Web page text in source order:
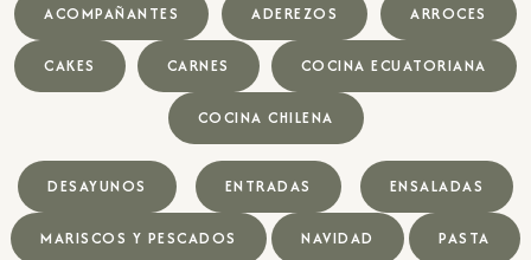
ACOMPAÑANTES ADEREZOS ARROCES
CAKES CARNES COCINA ECUATORIANA
COCINA CHILENA
DESAYUNOS ENTRADAS ENSALADAS
MARISCOS Y PESCADOS NAVIDAD PASTA